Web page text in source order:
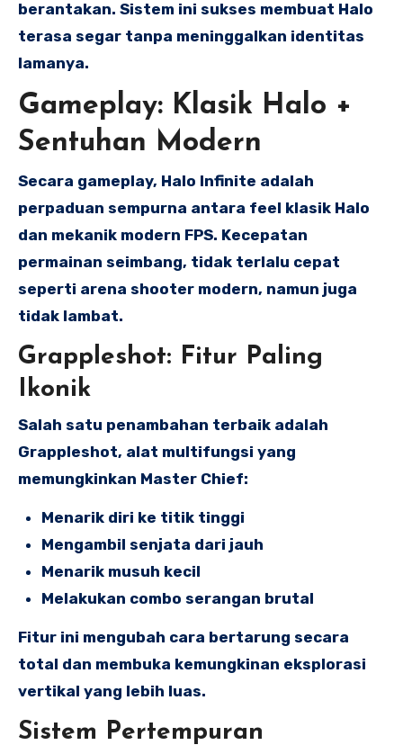
berantakan. Sistem ini sukses membuat Halo
terasa segar tanpa meninggalkan identitas
lamanya.
Gameplay: Klasik Halo +
Sentuhan Modern
Secara gameplay, Halo Infinite adalah
perpaduan sempurna antara feel klasik Halo
dan mekanik modern FPS. Kecepatan
permainan seimbang, tidak terlalu cepat
seperti arena shooter modern, namun juga
tidak lambat.
Grappleshot: Fitur Paling
Ikonik
Salah satu penambahan terbaik adalah
Grappleshot, alat multifungsi yang
memungkinkan Master Chief:
Menarik diri ke titik tinggi
Mengambil senjata dari jauh
Menarik musuh kecil
Melakukan combo serangan brutal
Fitur ini mengubah cara bertarung secara
total dan membuka kemungkinan eksplorasi
vertikal yang lebih luas.
Sistem Pertempuran